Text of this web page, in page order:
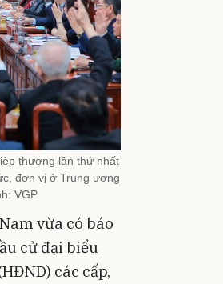
thương lần thứ nhất
đơn vị ở Trung ương
VGP
vừa có báo
cử đại biểu
các cấp,